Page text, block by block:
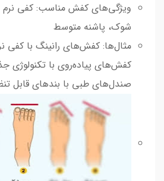
ویژگی‌های کفش مناسب: کفی
شوک، پاشنه متوسط
مثال‌ها: کفش‌های رانینگ با کفی
کفش‌های پیاده‌روی با تکنولوژی
صندل‌های طبی با بندهای قابل